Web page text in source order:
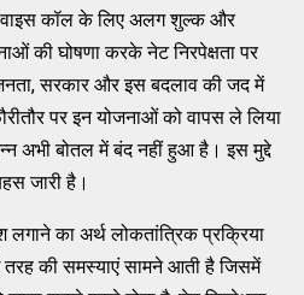
कॉल के लिए अलग शुल्क और
की घोषणा करके नेट निरपेक्षता पर
सरकार और इस बदलाव की जद में
पर इन योजनाओं को वापस ले लिया
अभी बोतल में बंद नहीं हुआ है। इस मुद्दे
जारी है।
लगाने का अर्थ लोकतांत्रिक प्रक्रिया
की समस्याएं सामने आती है जिसमें